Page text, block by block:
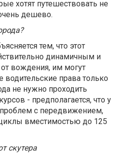
хотят путешествовать не
дешево.
тем, что этот
динамичным и
вождения, им могут
права только
не нужно проходить
- предполагается, что у
проблем с передвижением,
вместимостью до 125
скутера